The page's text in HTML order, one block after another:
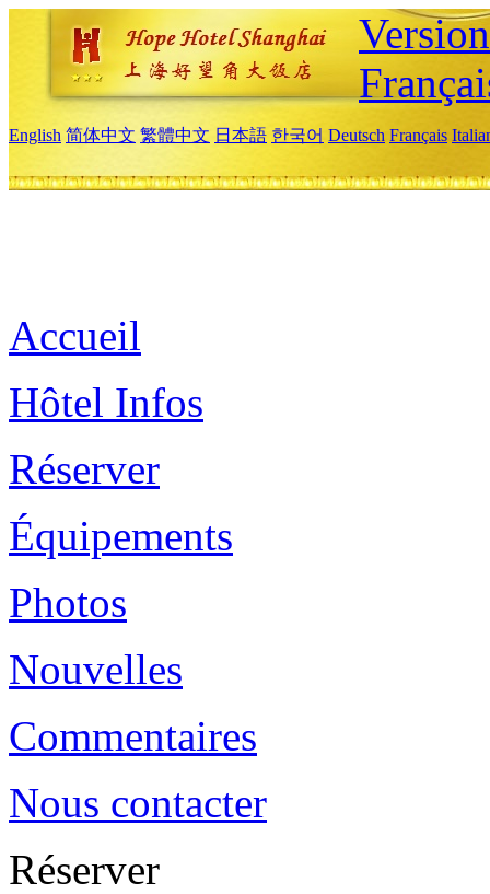
English 简体中文 繁體中文 日本語 한국어 Deutsch Français
Accueil
Hôtel Infos
Réserver
Équipements
Photos
Nouvelles
Commentaires
Nous contacter
Réserver